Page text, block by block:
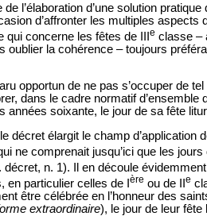
de l’élaboration d’une solution
d’affronter les multiples
concerne les fêtes de III e classe –
oublier la cohérence – toujours
opportun de ne pas s’occuper de
dans le cadre normatif d’ensemble
années soixante, le jour de sa fête
décret élargit le champ d’application
ne comprenait jusqu’ici que les jours
décret, n. 1). Il en découle
en particulier celles de I ère ou de II e
être célébrée en l’honneur des
extraordinaire), le jour de leur fête